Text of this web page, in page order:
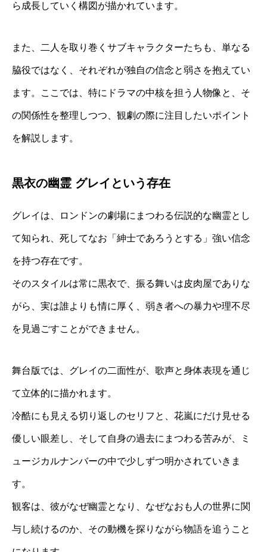
ら成長していく構図が描かれています。
また、二人を取り巻くサブキャラクターたちも、単なる
脇役ではなく、それぞれが独自の信念と弱さを抱えてい
ます。ここでは、特にドラマの中核を担う人物像と、そ
の関係性を整理しつつ、観劇の際に注目したいポイント
を解説します。
黒衣の幽霊 グレイという存在
グレイは、ロンドンの劇場にまつわる伝説的な幽霊とし
て知られ、死してなお「紳士であろうとする」強い信念
を持つ存在です。
そのスタイルは常に黒衣で、振る舞いは皮肉屋でありな
がら、実は誰よりも情に厚く、弱き者への暴力や理不尽
を見過ごすことができません。
舞台版では、グレイの二面性が、歌声と身体表現を通じ
て立体的に描かれます。
冷酷にも見える切り返しのセリフと、花嵐にだけ見せる
優しい眼差し、そして自身の過去にまつわる苦みが、ミ
ュージカルナンバーの中で少しずつ明かされていきま
す。
観客は、彼がなぜ幽霊となり、なぜなおも人の世界に関
与し続けるのか、その動機を探りながら物語を追うこと